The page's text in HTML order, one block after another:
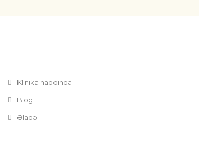
Klinika haqqında
Blog
Əlaqə